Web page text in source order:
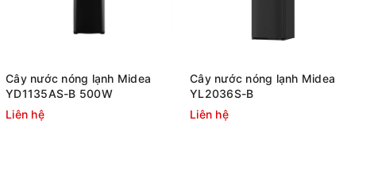
Cây nước nóng lạnh Midea
YD1135AS-B 500W
Liên hệ
Cây nước nóng lạnh Midea
YL2036S-B
Liên hệ